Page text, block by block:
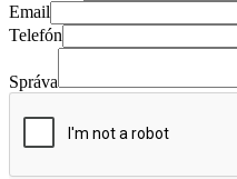
Email
Telefón
Správa